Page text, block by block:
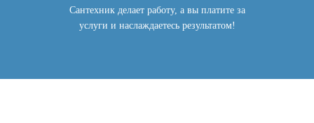
Сантехник делает работу, а вы платите за
услуги и наслаждаетесь результатом!